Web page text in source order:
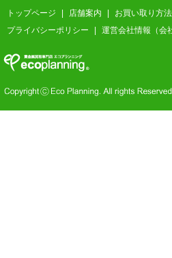
トップページ 店舗案内 お買い取り方法
プライバシーポリシー 運営会社情報（会